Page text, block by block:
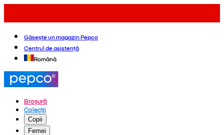
Găsește un magazin Pepco
Centrul de asistență
Română
Broșură
Colecții
Copii
Femei